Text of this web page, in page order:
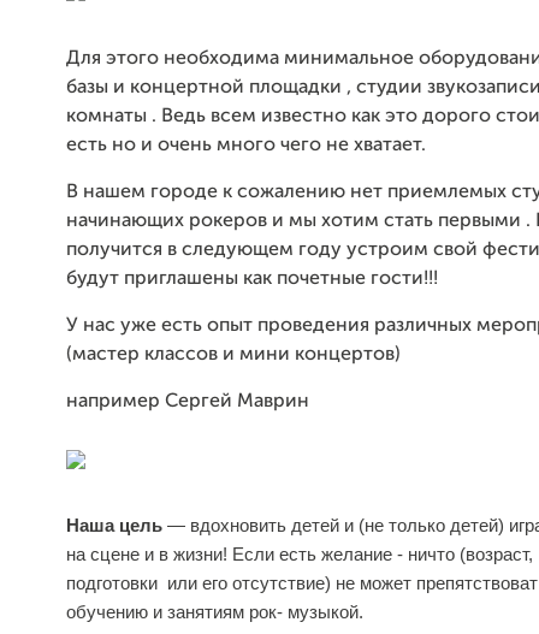
Для этого необходима минимальное
базы и концертной площадки , студии
комнаты . Ведь всем известно как это дорого
есть но и очень много чего не хватает.
В нашем городе к сожалению нет приемлемых
начинающих рокеров и мы хотим стать первыми .
получится в следующем году устроим свой
будут приглашены как почетные гости!!!
У нас уже есть опыт проведения различных
(мастер классов и мини концертов)
например Сергей Маврин
Наша цель — вдохновить детей и (не только детей)
на сцене и в жизни! Если есть желание - ничто
подготовки или его отсутствие) не может
обучению и занятиям рок- музыкой.